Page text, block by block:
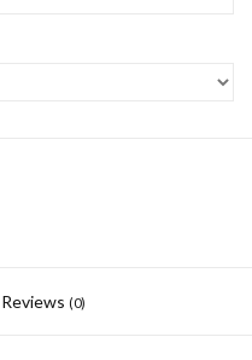
Reviews (0)